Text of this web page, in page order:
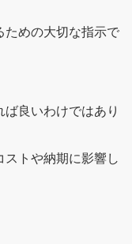
ための大切な指示で
良いわけではあり
トや納期に影響し